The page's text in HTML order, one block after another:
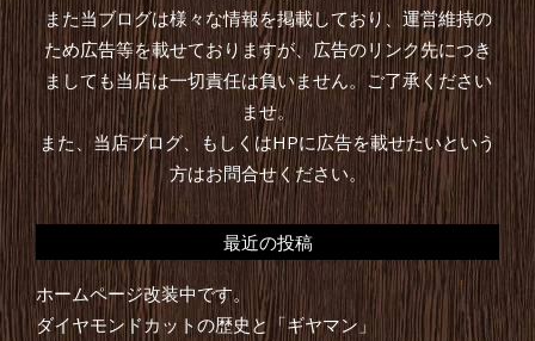
また当ブログは様々な情報を掲載しており、運営維持の
ため広告等を載せておりますが、広告のリンク先につき
ましても当店は一切責任は負いません。ご了承ください
ませ。
また、当店ブログ、もしくはHPに広告を載せたいという
方はお問合せください。
最近の投稿
ホームページ改装中です。
ダイヤモンドカットの歴史と「ギヤマン」